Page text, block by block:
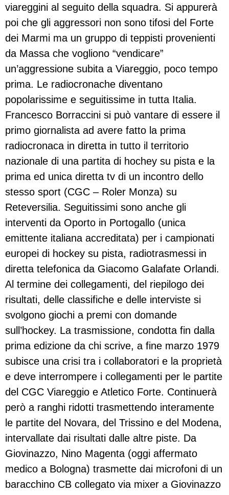
viareggini al seguito della squadra. Si appurerà
poi che gli aggressori non sono tifosi del Forte
dei Marmi ma un gruppo di teppisti provenienti
da Massa che vogliono “vendicare”
un’aggressione subita a Viareggio, poco tempo
prima. Le radiocronache diventano
popolarissime e seguitissime in tutta Italia.
Francesco Borraccini si può vantare di essere il
primo giornalista ad avere fatto la prima
radiocronaca in diretta in tutto il territorio
nazionale di una partita di hochey su pista e la
prima ed unica diretta tv di un incontro dello
stesso sport (CGC – Roler Monza) su
Reteversilia. Seguitissimi sono anche gli
interventi da Oporto in Portogallo (unica
emittente italiana accreditata) per i campionati
europei di hockey su pista, radiotrasmessi in
diretta telefonica da Giacomo Galafate Orlandi.
Al termine dei collegamenti, del riepilogo dei
risultati, delle classifiche e delle interviste si
svolgono giochi a premi con domande
sull’hockey. La trasmissione, condotta fin dalla
prima edizione da chi scrive, a fine marzo 1979
subisce una crisi tra i collaboratori e la proprietà
e deve interrompere i collegamenti per le partite
del CGC Viareggio e Atletico Forte. Continuerà
però a ranghi ridotti trasmettendo interamente
le partite del Novara, del Trissino e del Modena,
intervallate dai risultati dalle altre piste. Da
Giovinazzo, Nino Magenta (oggi affermato
medico a Bologna) trasmette dai microfoni di un
baracchino CB collegato via mixer a Giovinazzo